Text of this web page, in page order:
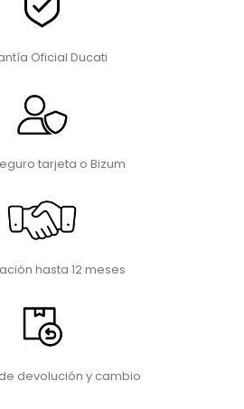
Oficial Ducati
tarjeta o Bizum
hasta 12 meses
devolución y cambio